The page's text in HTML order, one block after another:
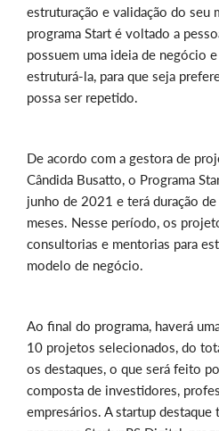
estruturação e validação do seu
programa Start é voltado a
possuem uma ideia de negócio
estruturá-la, para que seja
possa ser repetido.
De acordo com a gestora de
Cândida Busatto, o Programa
junho de 2021 e terá duração
meses. Nesse período, os
consultorias e mentorias para
modelo de negócio.
Ao final do programa, haverá
10 projetos selecionados, do
os destaques, o que será feito
composta de investidores,
empresários. A startup